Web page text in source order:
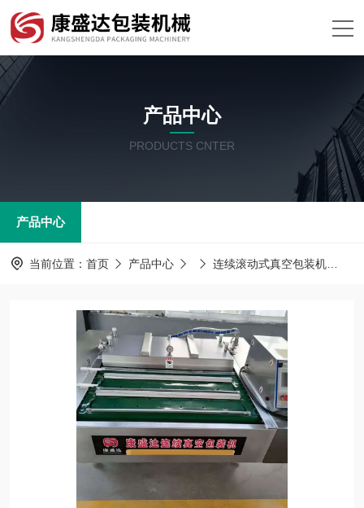
产品中心
PRODUCTS CNTER
产品中心
当前位置： 首页 产品中心 连续滚动式真空包装机